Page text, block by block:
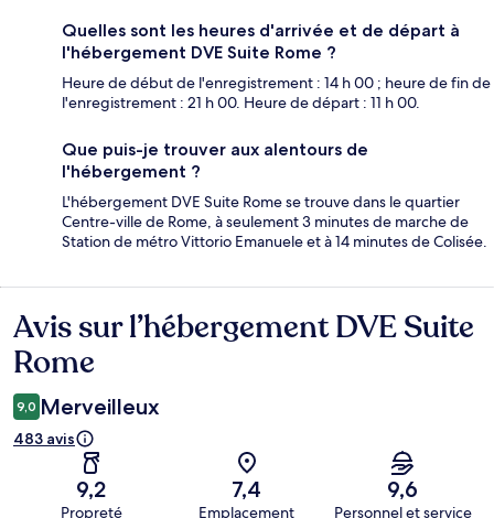
Quelles sont les heures d'arrivée et de départ à
l'hébergement DVE Suite Rome ?
Heure de début de l'enregistrement : 14 h 00 ; heure de fin de
l'enregistrement : 21 h 00. Heure de départ : 11 h 00.
Que puis-je trouver aux alentours de
l'hébergement ?
L'hébergement DVE Suite Rome se trouve dans le quartier
Centre-ville de Rome, à seulement 3 minutes de marche de
Station de métro Vittorio Emanuele et à 14 minutes de Colisée.
Avis
Avis sur l’hébergement DVE Suite
Rome
9,0 Merveilleux
483 avis
9,2
Propreté
7,4
Emplacement
9,6
Personnel et service